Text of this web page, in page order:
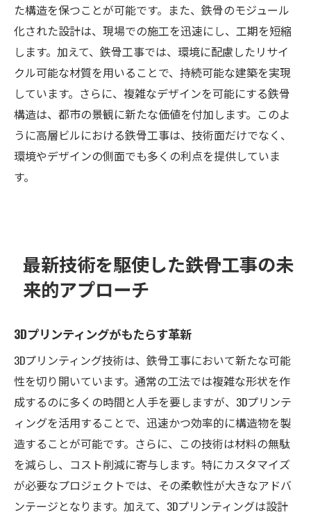
た構造を保つことが可能です。また、鉄骨のモジュール
化された設計は、現場での施工を迅速にし、工期を短縮
します。加えて、鉄骨工事では、環境に配慮したリサイ
クル可能な材質を用いることで、持続可能な建築を実現
しています。さらに、複雑なデザインを可能にする鉄骨
構造は、都市の景観に新たな価値を付加します。このよ
うに高層ビルにおける鉄骨工事は、技術面だけでなく、
環境やデザインの側面でも多くの利点を提供していま
す。
最新技術を駆使した鉄骨工事の未
来的アプローチ
3Dプリンティングがもたらす革新
3Dプリンティング技術は、鉄骨工事において新たな可能
性を切り開いています。通常の工法では複雑な形状を作
成するのに多くの時間と人手を要しますが、3Dプリンテ
ィングを活用することで、迅速かつ効率的に構造物を製
造することが可能です。さらに、この技術は材料の無駄
を減らし、コスト削減に寄与します。特にカスタマイズ
が必要なプロジェクトでは、その柔軟性が大きなアドバ
ンテージとなります。加えて、3Dプリンティングは設計